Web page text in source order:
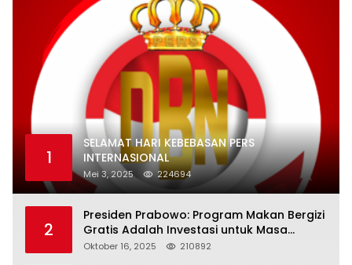
1
SELAMAT HARI KEBEBASAN PERS
INTERNASIONAL
Mei 3, 2025 224694
2
Presiden Prabowo: Program Makan Bergizi
Gratis Adalah Investasi untuk Masa
Depan Bangsa
Oktober 16, 2025 210892